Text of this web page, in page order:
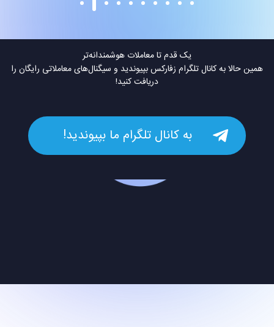
یک قدم تا معاملات هوشمندانه‌تر
همین حالا به کانال تلگرام زفارکس بپیوندید و سیگنال‌های معاملاتی رایگان را
دریافت کنید!
به کانال تلگرام ما بپیوندید!